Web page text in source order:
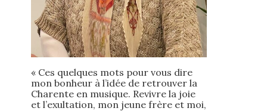
« Ces quelques mots pour vous dire
mon bonheur à l’idée de retrouver la
Charente en musique. Revivre la joie
et l’exultation, mon jeune frère et moi,